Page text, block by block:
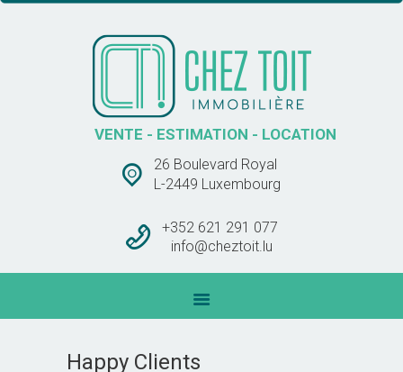
VENTE - ESTIMATION - LOCATION
26 Boulevard Royal
L-2449 Luxembourg
+352 621 291 077
info@cheztoit.lu
CHEZ TOIT IMMOBLIÈRE
VENTE – ESTIMATION – LOCATION
ACCUEIL
VENTES
LOCATIONS
COMMISSIONS
CONTACT
Happy Clients